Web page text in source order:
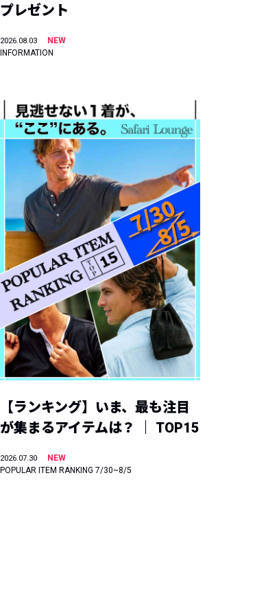
プレゼント
2026.08.03
NEW
INFORMATION
【ランキング】いま、最も注目
が集まるアイテムは？ ｜ TOP15
2026.07.30
NEW
POPULAR ITEM RANKING 7/30~8/5